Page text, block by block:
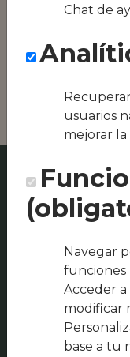
zona, como
ser Manuel
Chat de
usuarios
mejorar
Navegar
funciones
Acceder
modificar
base a tu